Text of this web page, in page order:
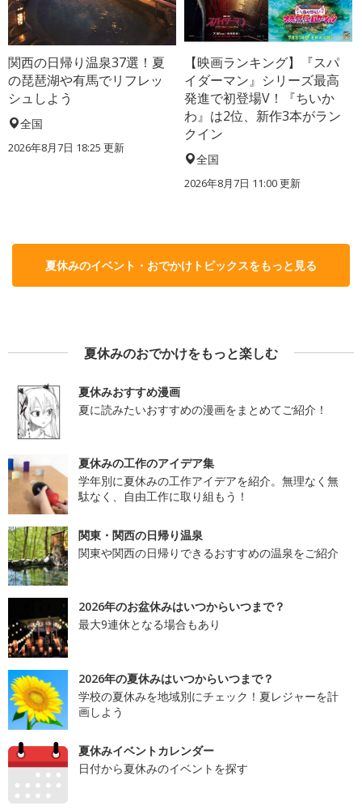
関西の日帰り温泉37選！夏
の琵琶湖や有馬でリフレッ
シュしよう
全国
2026年8月7日 18:25 更新
【映画ランキング】『スパ
イダーマン』シリーズ最高
発進で初登場V！『ちいか
わ』は2位、新作3本がラン
クイン
全国
2026年8月7日 11:00更新
夏休みのイベント・おでかけトピックスをもっと見る
夏休みのおでかけをもっと楽しむ
夏休みおすすめ漫画
夏に読みたいおすすめの漫画をまとめてご紹介！
夏休みの工作のアイデア集
学年別に夏休みの工作アイデアを紹介。無理なく無
駄なく、自由工作に取り組もう！
関東・関西の日帰り温泉
関東や関西の日帰りできるおすすめの温泉をご紹介
2026年のお盆休みはいつからいつまで？
最大9連休となる場合もあり
2026年の夏休みはいつからいつまで？
学校の夏休みを地域別にチェック！夏レジャーを計
画しよう
夏休みイベントカレンダー
日付から夏休みのイベントを探す